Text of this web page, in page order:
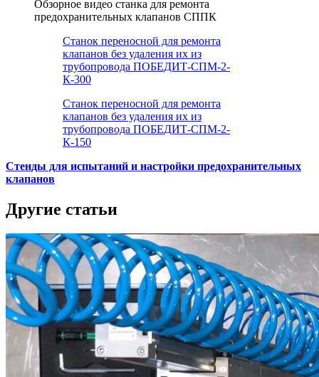
Обзорное видео станка для ремонта
предохранительных клапанов СППК
Станок переносной для ремонта
клапанов без удаления их из
трубопровода ПОБЕДИТ-СПМ-2-
К-300
Станок переносной для ремонта
клапанов без удаления их из
трубопровода ПОБЕДИТ-СПМ-2-
К-150
Стенды для испытаний и настройки предохранительных
клапанов
Другие статьи